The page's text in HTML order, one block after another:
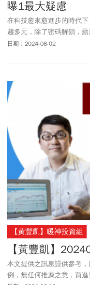
曝1最大疑慮
在科技愈來愈進步的時代
趨多元，除了密碼解鎖，
（Biometrics）」，包括
許在數年後，蘋果用戶便
Apple Watch或iPhone。
日期：2024-08-02
【黃豐凱】暖神投資組
【黃豐凱】
本文提供之訊息謹供參考
例，無任何推薦之意，買